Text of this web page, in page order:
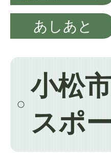
あしあと
小松
スポ